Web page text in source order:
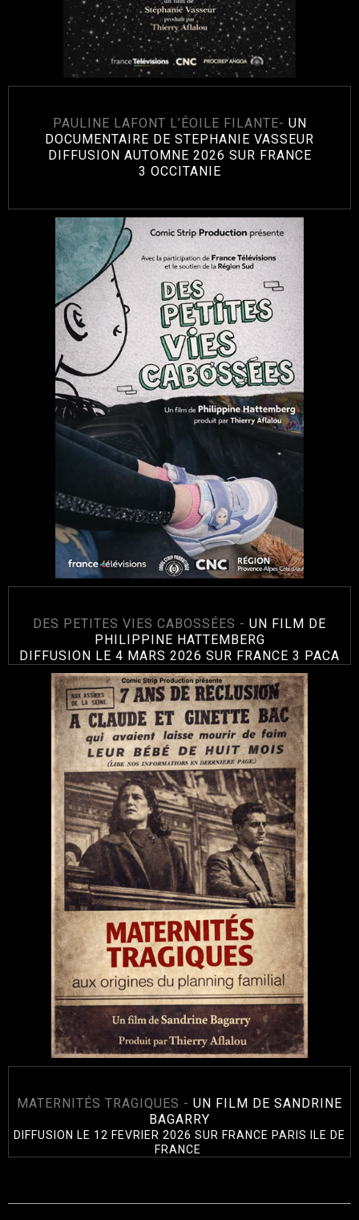
PAULINE LAFONT L’ÉOILE FILANTE- UN
DOCUMENTAIRE DE STEPHANIE VASSEUR
DIFFUSION AUTOMNE 2026 SUR FRANCE
3 OCCITANIE
DES PETITES VIES CABOSSÉES - UN FILM DE
PHILIPPINE HATTEMBERG
DIFFUSION LE 4 MARS 2026 SUR FRANCE 3 PACA
MATERNITÉS TRAGIQUES - UN FILM DE SANDRINE
BAGARRY
DIFFUSION LE 12 FEVRIER 2026 SUR FRANCE PARIS ILE DE
FRANCE